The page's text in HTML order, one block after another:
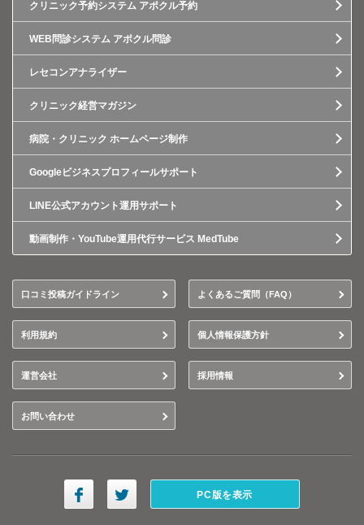
クリニック予約システム アポクル予約
WEB問診システム アポクル問診
レセコンアナライザー
クリニック経営マガジン
病院・クリニック ホームページ制作
Googleビジネスプロフィールサポート
LINE公式アカウント運用サポート
動画制作・YouTube運用代行サービス MedTube
口コミ投稿ガイドライン よくあるご質問（FAQ）
利用規約 個人情報保護方針
運営会社 採用情報
お問い合わせ
PC版を表示